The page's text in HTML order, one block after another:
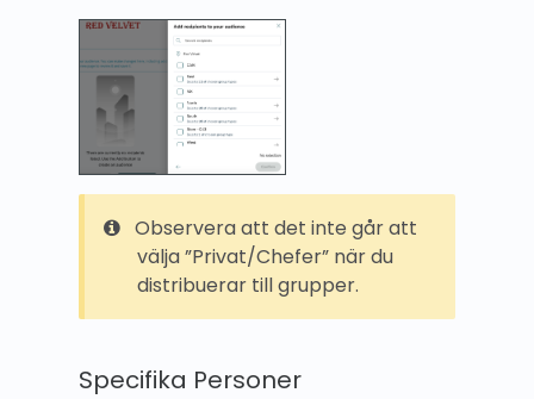
Observera att det inte går att
välja ”Privat/Chefer” när du
distribuerar till grupper.
Specifika Personer